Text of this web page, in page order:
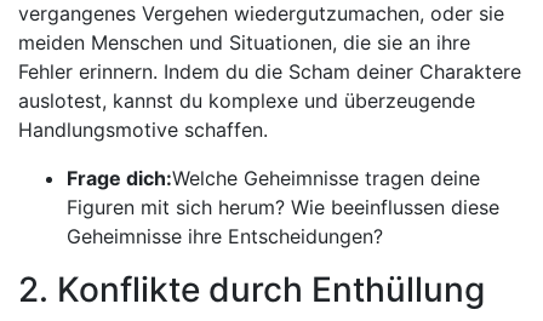
vergangenes Vergehen wiedergutzumachen, oder sie
meiden Menschen und Situationen, die sie an ihre
Fehler erinnern. Indem du die Scham deiner Charaktere
auslotest, kannst du komplexe und überzeugende
Handlungsmotive schaffen.
Frage dich:Welche Geheimnisse tragen deine
Figuren mit sich herum? Wie beeinflussen diese
Geheimnisse ihre Entscheidungen?
2. Konflikte durch Enthüllung